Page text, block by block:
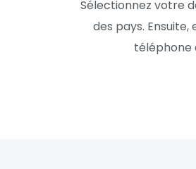
Sélectionnez votre
des pays.
téléphone